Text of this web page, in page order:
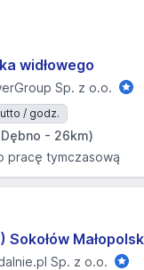
widłowego
Sp. z o.o.
/ godz.
- 26km)
pracę tymczasową
Sp. z o.o.